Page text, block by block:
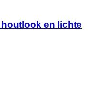
en lichte